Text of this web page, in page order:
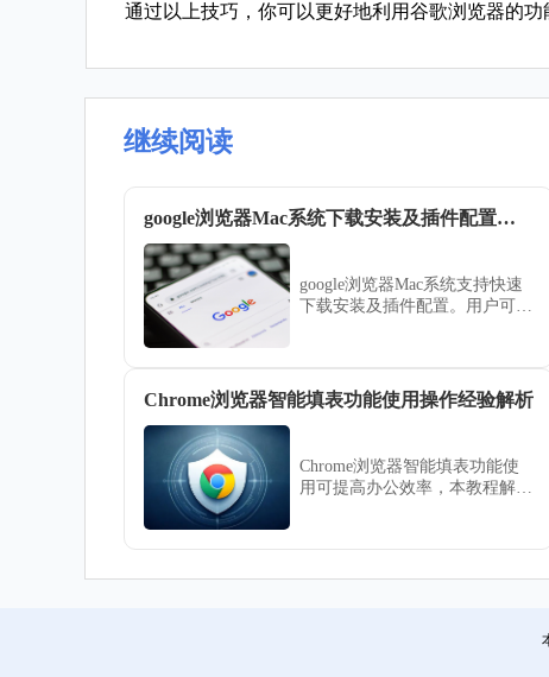
通过以上技巧，你可以更好地利用谷歌浏览器的功
继续阅读
google浏览器Mac系统下载安装及插件配置方法
google浏览器Mac系统支持快速
下载安装及插件配置。用户可顺
Chrome浏览器智能填表功能使用操作经验解析
Chrome浏览器智能填表功能使
用可提高办公效率，本教程解析